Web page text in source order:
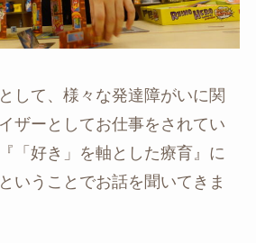
して、様々な発達障がいに関
ザーとしてお仕事をされてい
「好き」を軸とした療育』に
いうことでお話を聞いてきま